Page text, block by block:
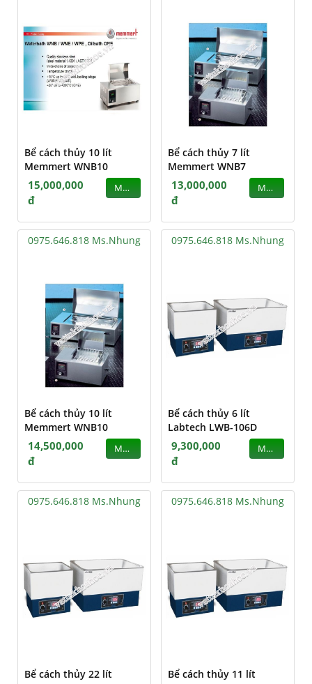
Bể cách thủy 10 lít
Memmert WNB10
15,000,000
đ
MUA
Bể cách thủy 7 lít
Memmert WNB7
13,000,000
đ
MUA
0975.646.818 Ms.Nhung
Bể cách thủy 10 lít
Memmert WNB10
14,500,000
đ
MUA
0975.646.818 Ms.Nhung
Bể cách thủy 6 lít
Labtech LWB-106D
9,300,000
đ
MUA
0975.646.818 Ms.Nhung
Bể cách thủy 22 lít
0975.646.818 Ms.Nhung
Bể cách thủy 11 lít